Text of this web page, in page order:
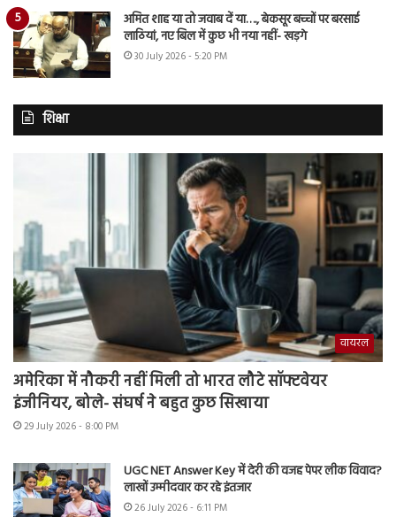
अमित शाह या तो जवाब दें या…., बेकसूर बच्चों पर बरसाई
लाठियां, नए बिल में कुछ भी नया नहीं- खड़गे
30 July 2026 - 5:20 PM
शिक्षा
वायरल
अमेरिका में नौकरी नहीं मिली तो भारत लौटे सॉफ्टवेयर
इंजीनियर, बोले- संघर्ष ने बहुत कुछ सिखाया
29 July 2026 - 8:00 PM
UGC NET Answer Key में देरी की वजह पेपर लीक विवाद?
लाखों उम्मीदवार कर रहे इंतजार
26 July 2026 - 6:11 PM